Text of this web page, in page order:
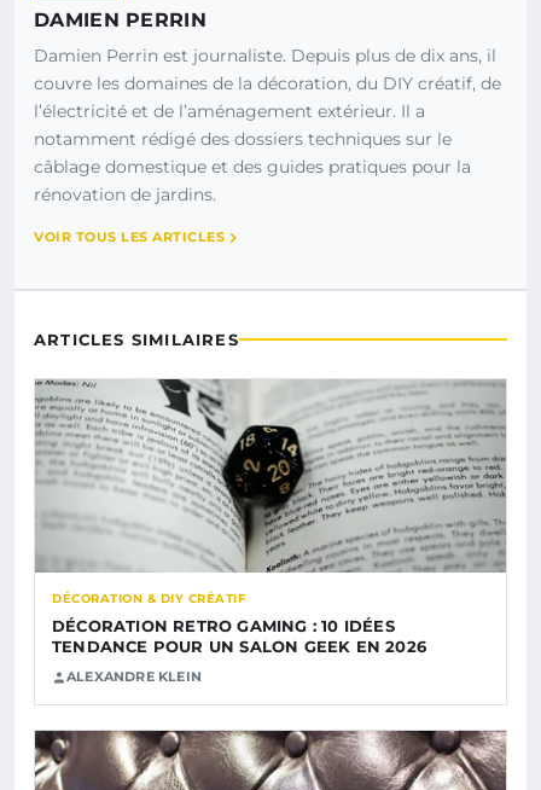
DAMIEN PERRIN
Damien Perrin est journaliste. Depuis plus de dix ans, il
couvre les domaines de la décoration, du DIY créatif, de
l’électricité et de l’aménagement extérieur. Il a
notamment rédigé des dossiers techniques sur le
câblage domestique et des guides pratiques pour la
rénovation de jardins.
VOIR TOUS LES ARTICLES
ARTICLES SIMILAIRES
DÉCORATION & DIY CRÉATIF
DÉCORATION RETRO GAMING : 10 IDÉES
TENDANCE POUR UN SALON GEEK EN 2026
ALEXANDRE KLEIN